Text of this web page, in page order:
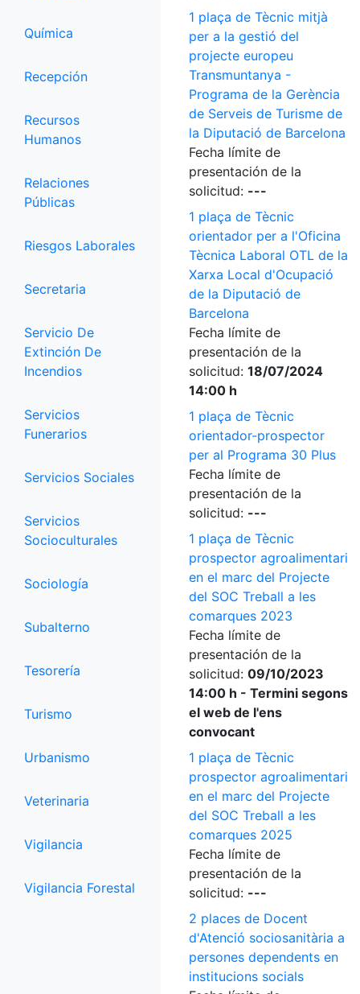
Química
Recepción
Recursos
Humanos
Relaciones
Públicas
Riesgos Laborales
Secretaria
Servicio De
Extinción De
Incendios
Servicios
Funerarios
Servicios Sociales
Servicios
Socioculturales
Sociología
Subalterno
Tesorería
Turismo
Urbanismo
Veterinaria
Vigilancia
Vigilancia Forestal
1 plaça de Tècnic mitjà
per a la gestió del
projecte europeu
Transmuntanya -
Programa de la Gerència
de Serveis de Turisme de
la Diputació de Barcelona
Fecha límite de
presentación de la
solicitud: ---
1 plaça de Tècnic
orientador per a l'Oficina
Tècnica Laboral OTL de la
Xarxa Local d'Ocupació
de la Diputació de
Barcelona
Fecha límite de
presentación de la
solicitud: 18/07/2024
14:00 h
1 plaça de Tècnic
orientador-prospector
per al Programa 30 Plus
Fecha límite de
presentación de la
solicitud: ---
1 plaça de Tècnic
prospector agroalimentari
en el marc del Projecte
del SOC Treball a les
comarques 2023
Fecha límite de
presentación de la
solicitud: 09/10/2023
14:00 h - Termini segons
el web de l'ens
convocant
1 plaça de Tècnic
prospector agroalimentari
en el marc del Projecte
del SOC Treball a les
comarques 2025
Fecha límite de
presentación de la
solicitud: ---
2 places de Docent
d'Atenció sociosanitària a
persones dependents en
institucions socials